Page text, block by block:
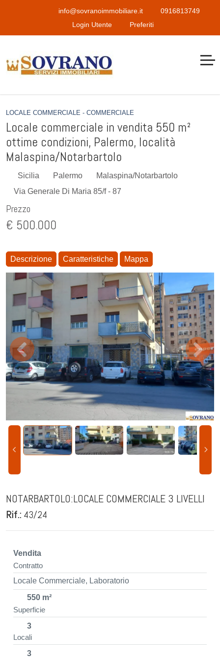
info@sovranoimmobiliare.it
0916813749
Login Utente
Preferiti
LOCALE COMMERCIALE - COMMERCIALE
Locale commerciale in vendita 550 m²
ottime condizioni, Palermo, località
Malaspina/Notarbartolo
Sicilia Palermo
Malaspina/Notarbartolo
Via Generale Di Maria 85/f - 87
Prezzo
€ 500.000
Descrizione Caratteristiche Mappa
NOTARBARTOLO:LOCALE COMMERCIALE 3 LIVELLI
Rif.: 43/24
Vendita
Contratto
Locale Commerciale, Laboratorio
550 m²
Superficie
3
Locali
3